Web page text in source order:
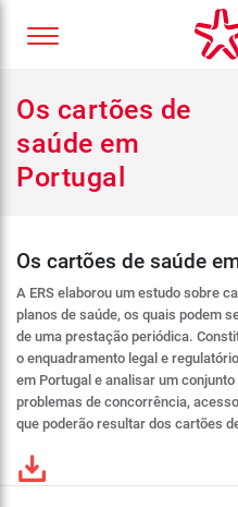
Os cartões de
saúde em
Portugal
Os cartões de saúde
A ERS elaborou um estudo sobre
planos de saúde, os quais podem
de uma prestação periódica.
o enquadramento legal e
em Portugal e analisar um
problemas de concorrência,
que poderão resultar dos cartões